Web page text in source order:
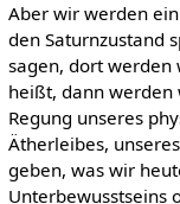
Aber wir werden
den Saturnzustand
sagen, dort werden
heißt, dann werden
Regung unseres
Ätherleibes,
geben, was wir
Unterbewusstseins